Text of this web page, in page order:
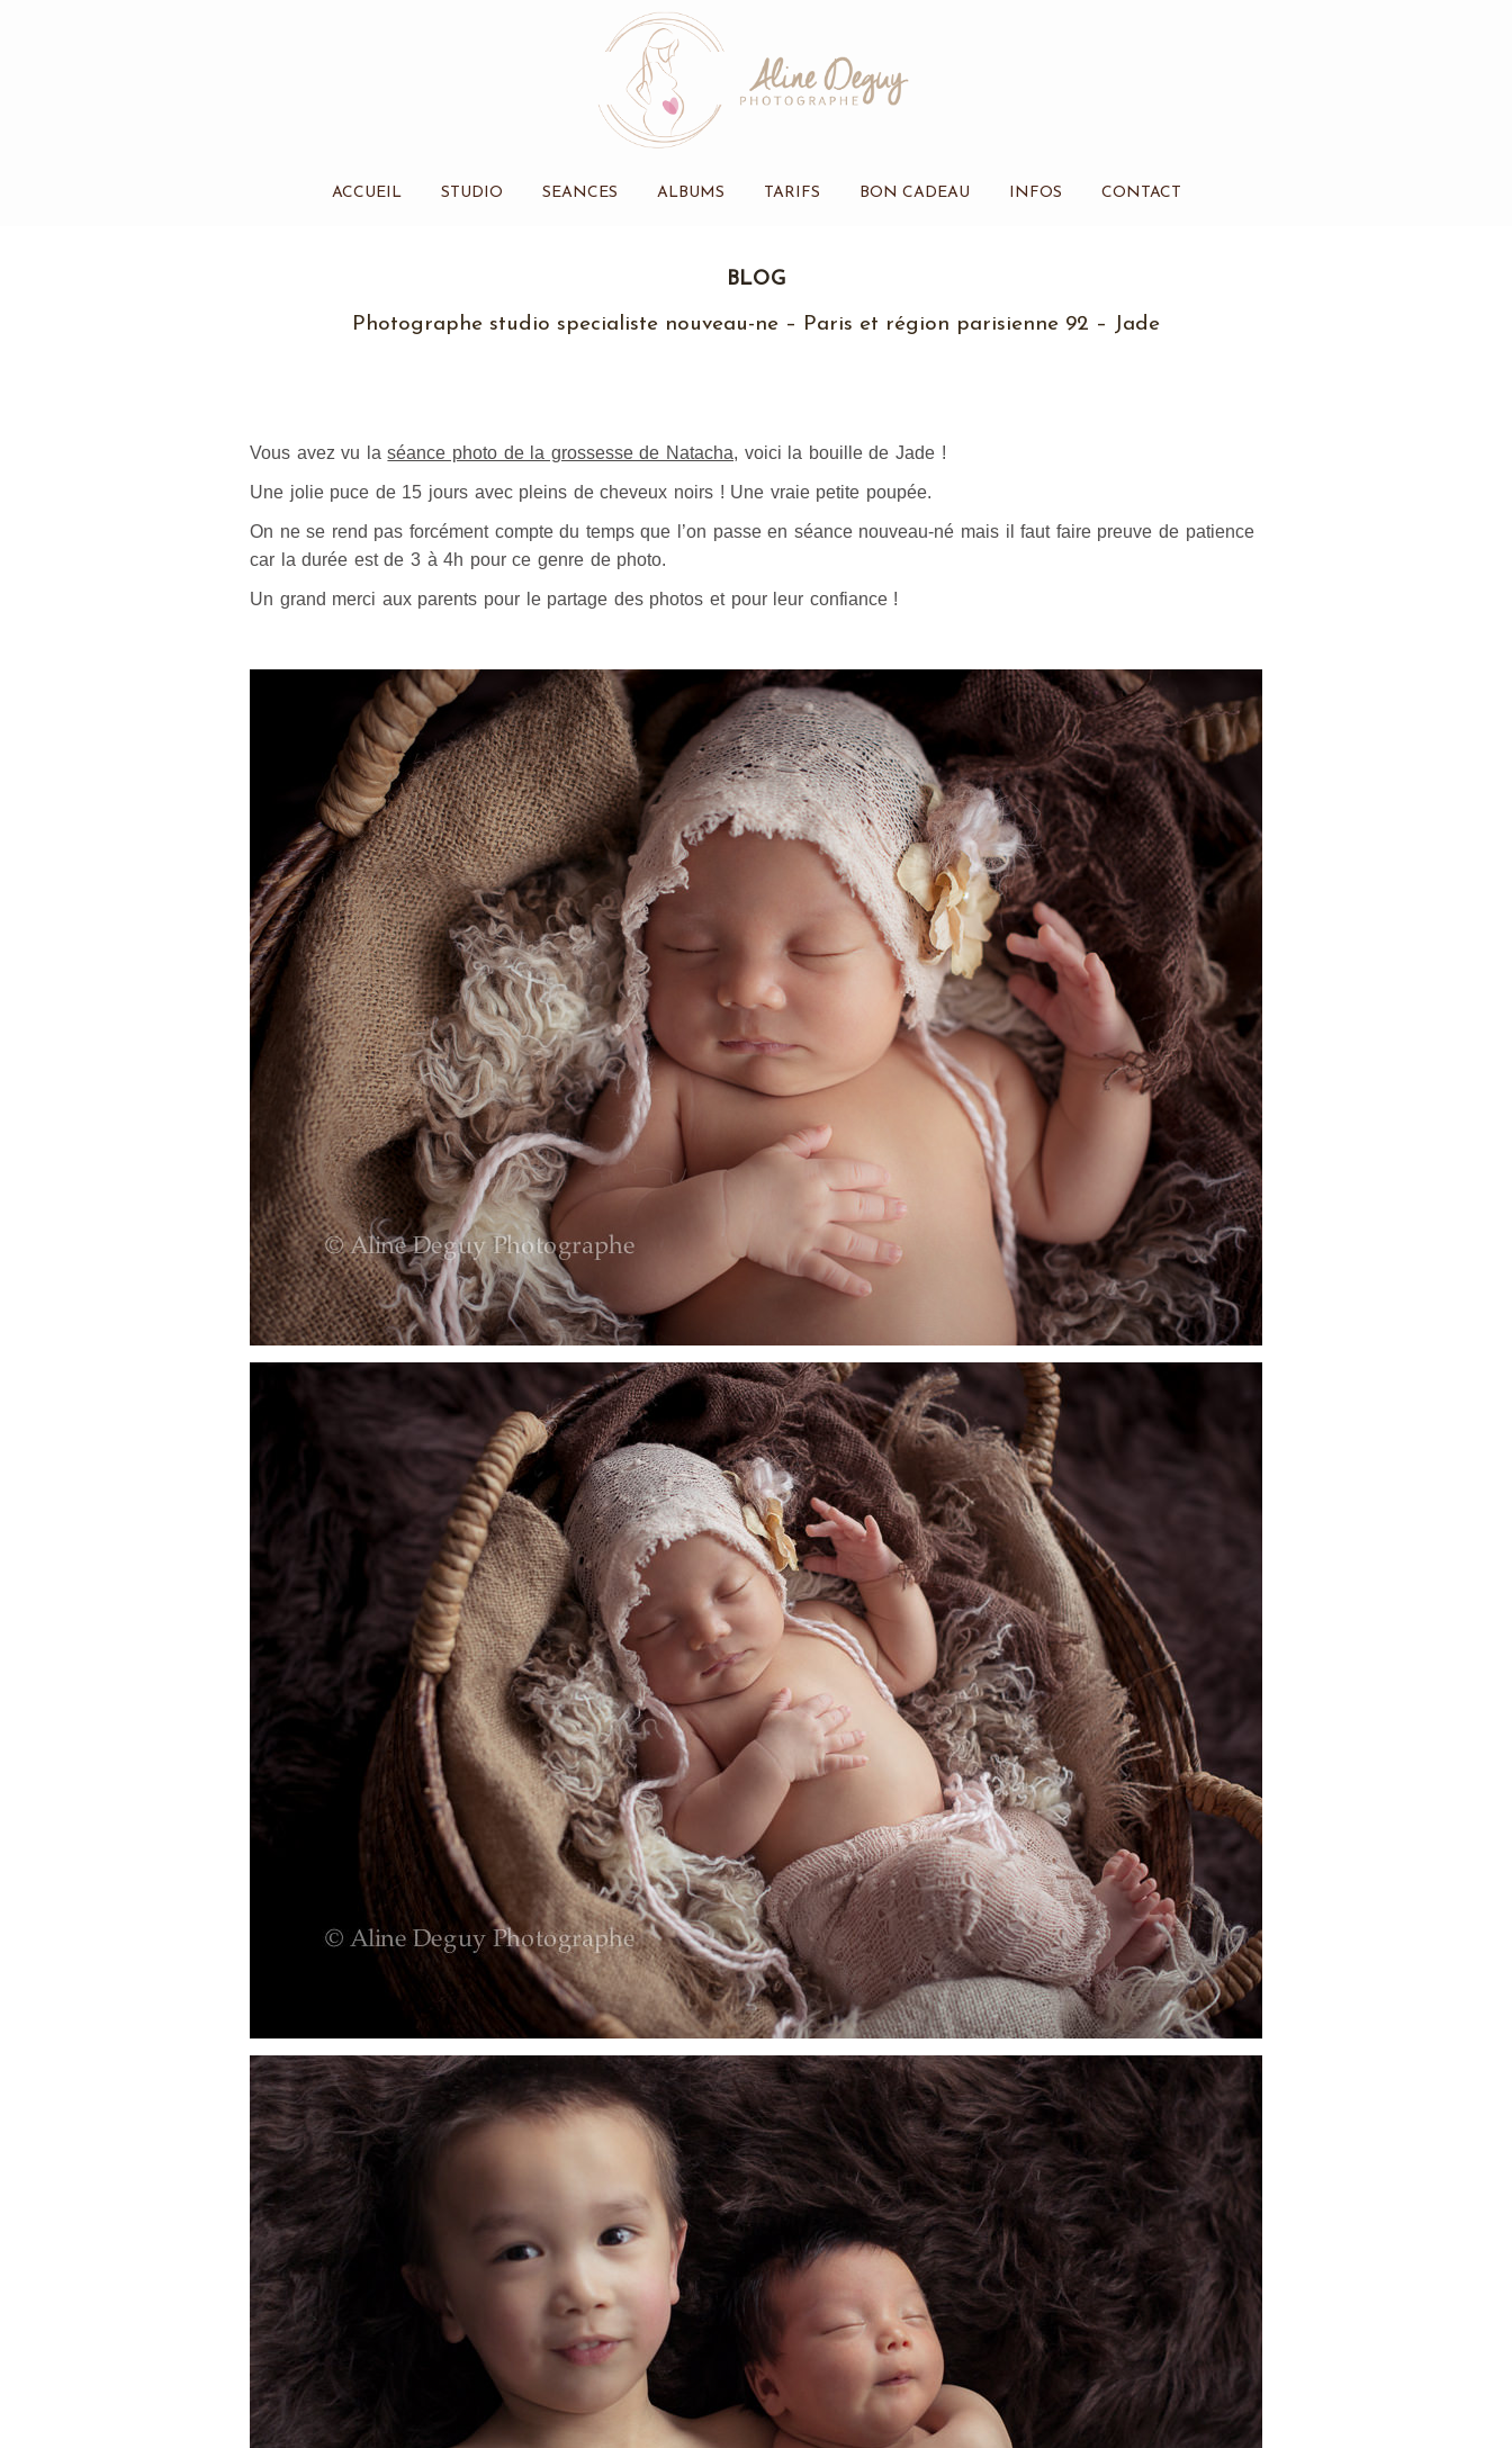
ACCUEIL STUDIO SEANCES ALBUMS TARIFS BON CADEAU INFOS CONTACT
BLOG
Photographe studio specialiste nouveau-ne – Paris et région parisienne 92 – Jade
Vous avez vu laséance photo de la grossesse de Natacha, voici la bouille de Jade !
Une jolie puce de 15 jours avec pleins de cheveux noirs ! Une vraie petite poupée.
On ne se rend pas forcément compte du temps que l’on passe en séance nouveau-né mais il faut faire preuve de patience
car la durée est de 3 à 4h pour ce genre de photo.
Un grand merci aux parents pour le partage des photos et pour leur confiance !